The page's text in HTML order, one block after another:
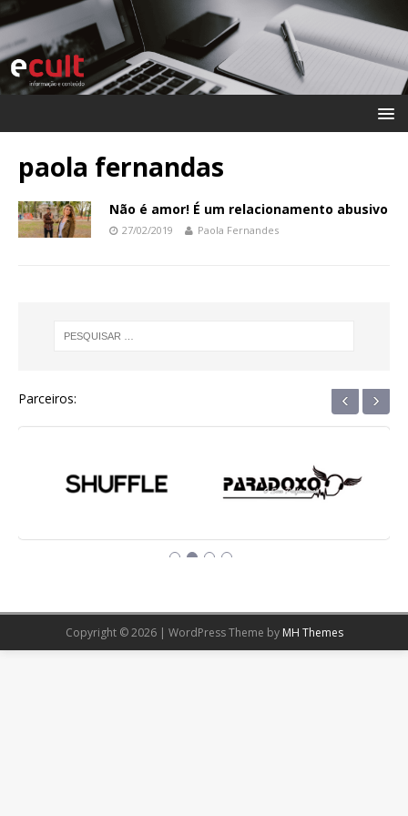
paola fernandas
Não é amor! É um relacionamento abusivo
27/02/2019 Paola Fernandes
Parceiros: ‹ ›
Copyright © 2026 | WordPress Theme by MH Themes